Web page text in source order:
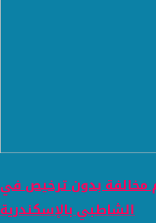
مخالفة بدون ترخيص في
الشاطبي بالإسكندرية